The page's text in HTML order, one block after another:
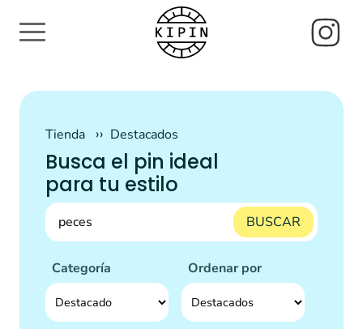
Tienda Destacados
Busca el pin ideal
para tu estilo
BUSCAR
Categoría Ordenar por